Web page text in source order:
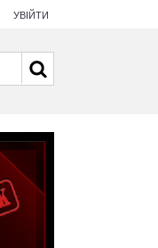
УВІЙТИ